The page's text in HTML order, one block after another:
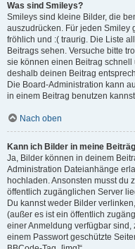
Was sind Smileys?
Smileys sind kleine Bilder, die
auszudrücken. Für jeden Smiley
fröhlich und :( traurig. Die Liste
Beitrags sehen. Versuche bitte
sie können einen Beitrag
deshalb deinen Beitrag
Die Board-Administration kann
in einem Beitrag benutzen
Nach oben
Kann ich Bilder in meine
Ja, Bilder können in deinem
Administration Dateianhänge
hochladen. Ansonsten musst du
öffentlich zugänglichen Server
Du kannst weder Bilder
(außer es ist ein öffentlich
einer Anmeldung verfügbar
einem Passwort geschützte